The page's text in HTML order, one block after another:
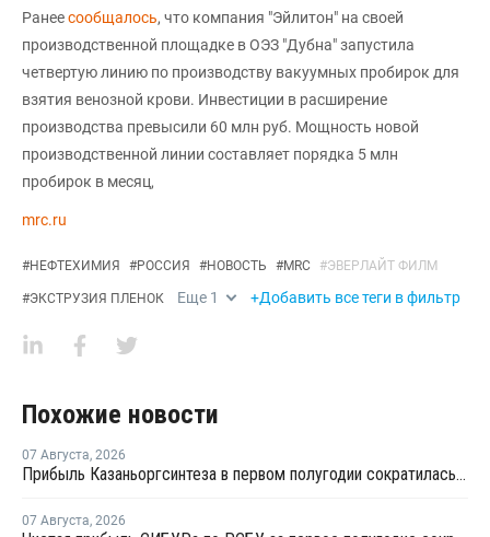
Ранеесообщалось, что компания "Эйлитон" на своей
производственной площадке в ОЭЗ "Дубна" запустила
четвертую линию по производству вакуумных пробирок для
взятия венозной крови. Инвестиции в расширение
производства превысили 60 млн руб. Мощность новой
производственной линии составляет порядка 5 млн
пробирок в месяц,
mrc.ru
#НЕФТЕХИМИЯ #РОССИЯ #НОВОСТЬ #MRC #ЭВЕРЛАЙТ ФИЛМ
#ЭКСТРУЗИЯ ПЛЕНОК Еще 1 +Добавить все теги в фильтр
Похожие новости
07 Августа, 2026
Прибыль Казаньоргсинтеза в первом полугодии сократилась более чем в 2 раза
07 Августа, 2026